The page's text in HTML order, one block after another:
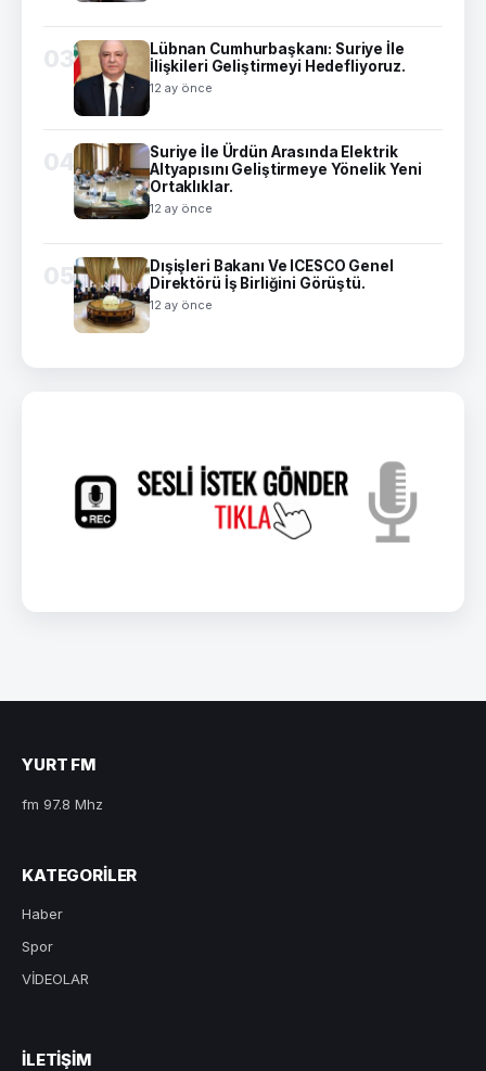
03
Lübnan Cumhurbaşkanı: Suriye İle
İlişkileri Geliştirmeyi Hedefliyoruz.
12 ay önce
04
Suriye İle Ürdün Arasında Elektrik
Altyapısını Geliştirmeye Yönelik Yeni
Ortaklıklar.
12 ay önce
05
Dışişleri Bakanı Ve ICESCO Genel
Direktörü İş Birliğini Görüştü.
12 ay önce
YURT FM
fm 97.8 Mhz
KATEGORILER
Haber
Spor
VİDEOLAR
ILETIŞIM